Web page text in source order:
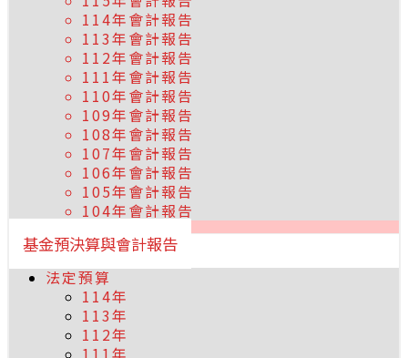
114年會計報告
113年會計報告
112年會計報告
111年會計報告
110年會計報告
109年會計報告
108年會計報告
107年會計報告
106年會計報告
105年會計報告
104年會計報告
基金預決算與會計報告
法定預算
114年
113年
112年
111年